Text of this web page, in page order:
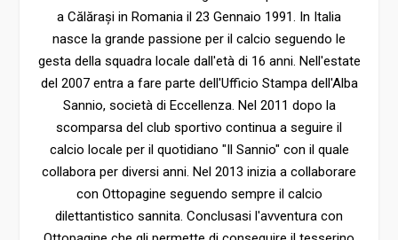
a Călărași in Romania il 23 Gennaio 1991. In Italia
nasce la grande passione per il calcio seguendo le
gesta della squadra locale dall'età di 16 anni. Nell'estate
del 2007 entra a fare parte dell'Ufficio Stampa dell'Alba
Sannio, società di Eccellenza. Nel 2011 dopo la
scomparsa del club sportivo continua a seguire il
calcio locale per il quotidiano "Il Sannio" con il quale
collabora per diversi anni. Nel 2013 inizia a collaborare
con Ottopagine seguendo sempre il calcio
dilettantistico sannita. Conclusasi l'avventura con
Ottopagine che gli permette di conseguire il tesserino